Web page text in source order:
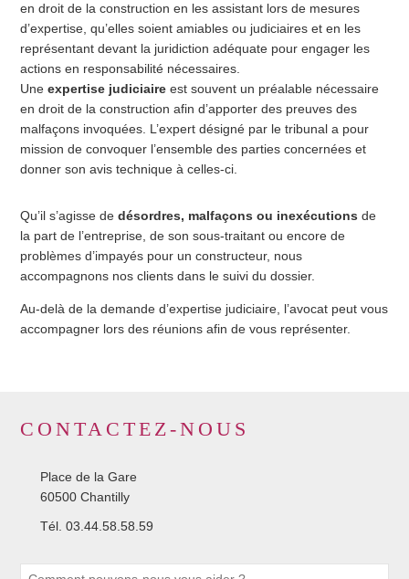
en droit de la construction en les assistant lors de mesures
d’expertise, qu’elles soient amiables ou judiciaires et en les
représentant devant la juridiction adéquate pour engager les
actions en responsabilité nécessaires.
Uneexpertise judiciaire est souvent un préalable nécessaire
en droit de la construction afin d’apporter des preuves des
malfaçons invoquées. L’expert désigné par le tribunal a pour
mission de convoquer l’ensemble des parties concernées et
donner son avis technique à celles-ci.
Qu’il s’agisse dedésordres, malfaçons ou inexécutions de
la part de l’entreprise, de son sous-traitant ou encore de
problèmes d’impayés pour un constructeur, nous
accompagnons nos clients dans le suivi du dossier.
Au-delà de la demande d’expertise judiciaire, l’avocat peut vous
accompagner lors des réunions afin de vous représenter.
CONTACTEZ-NOUS
Place de la Gare
60500 Chantilly
Tél. 03.44.58.58.59